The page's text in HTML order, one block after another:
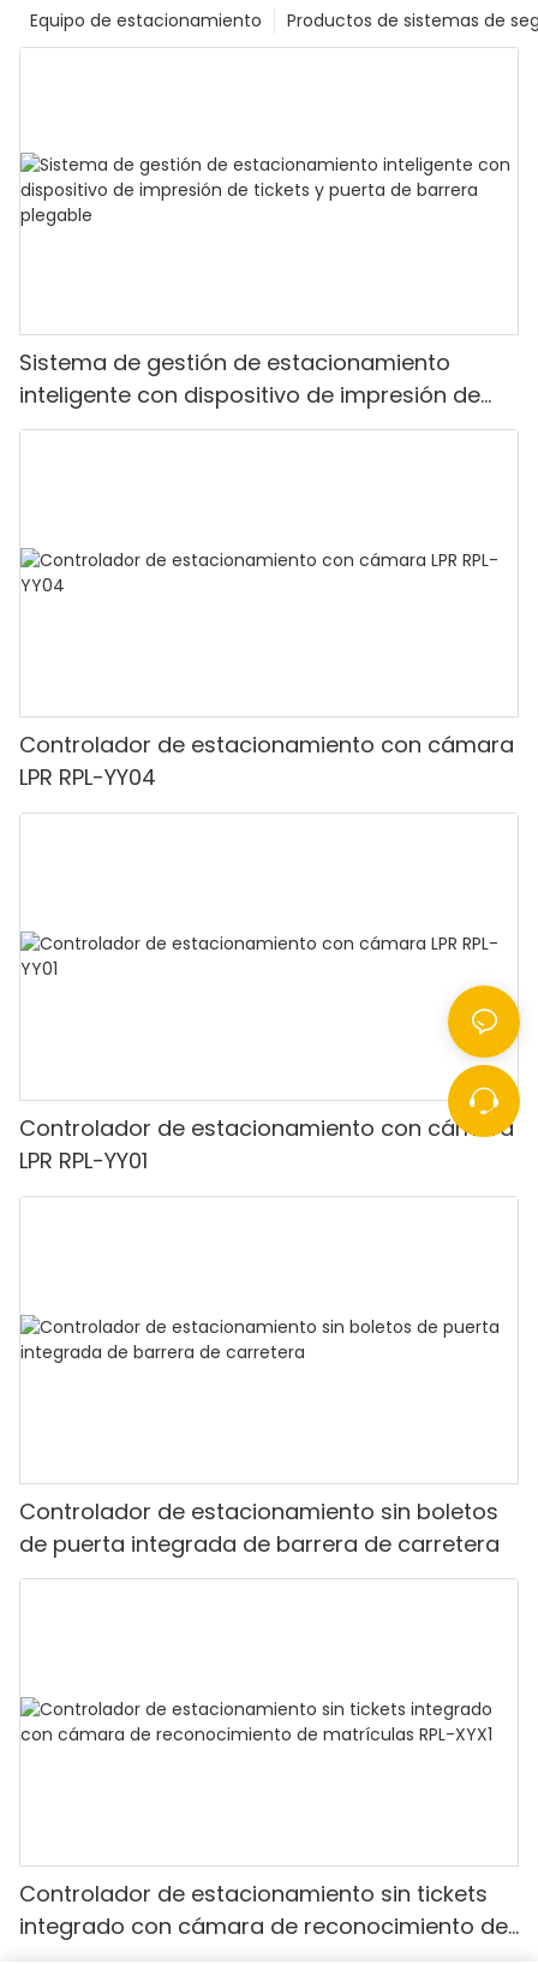
Productos de sistemas de
Equipo de estacionamiento
Sistema de gestión de estacionamiento
inteligente con dispositivo de impresión de
tickets y puerta de barrera plegable
Controlador de estacionamiento con cámara
LPR RPL-YY04
Controlador de estacionamiento con cámara
LPR RPL-YY01
Controlador de estacionamiento sin boletos
de puerta integrada de barrera de carretera
Controlador de estacionamiento sin tickets
integrado con cámara de reconocimiento de